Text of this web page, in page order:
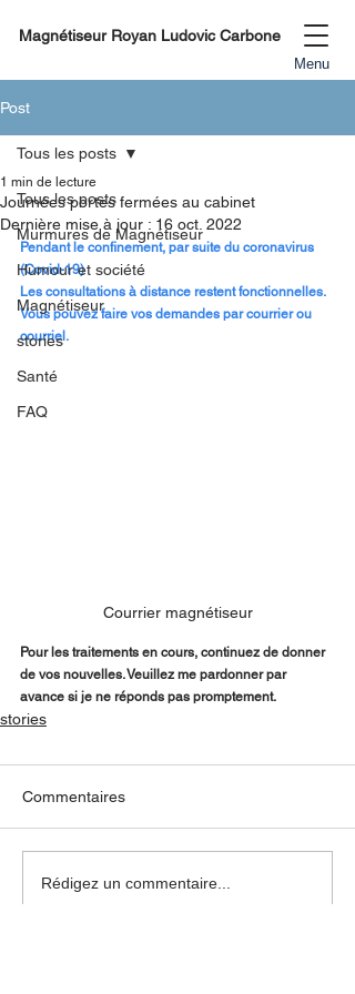
Magnétiseur Royan Ludovic Carbone
Menu
Post
Tous les posts
Murmures de Magnétiseur
Humour et société
Magnétiseur
stories
Santé
FAQ
Tous les posts
Journées portes fermées au cabinet
1 min de lecture
Dernière mise à jour : 16 oct. 2022
Pendant le confinement, par suite du coronavirus
(Covid-19)
Les consultations à distance restent fonctionnelles.
Vous pouvez faire vos demandes par courrier ou
courriel.
Courrier magnétiseur
Pour les traitements en cours, continuez de donner
de vos nouvelles. Veuillez me pardonner par
avance si je ne réponds pas promptement.
stories
Commentaires
Rédigez un commentaire...